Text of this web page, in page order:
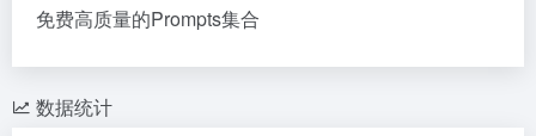
免费高质量的Prompts集合
数据统计